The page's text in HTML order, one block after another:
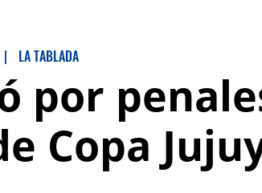
| LA TABLADA
por
Copa